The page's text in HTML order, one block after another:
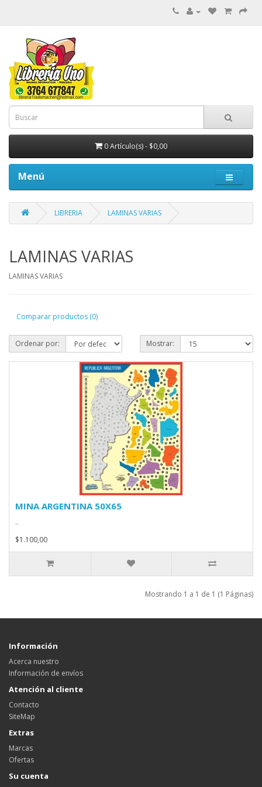
0 Artículo(s) - $0,00
Menú
LIBRERIA LAMINAS VARIAS
LAMINAS VARIAS
LAMINAS VARIAS
Comparar productos (0)
Ordenar por: Mostrar:
MINA ARGENTINA 50X65
..
$1.100,00
Mostrando 1 a 1 de 1 (1 Páginas)
Información
Acerca nuestro
Información de envíos
Atención al cliente
Contacto
SiteMap
Extras
Marcas
Ofertas
Su cuenta